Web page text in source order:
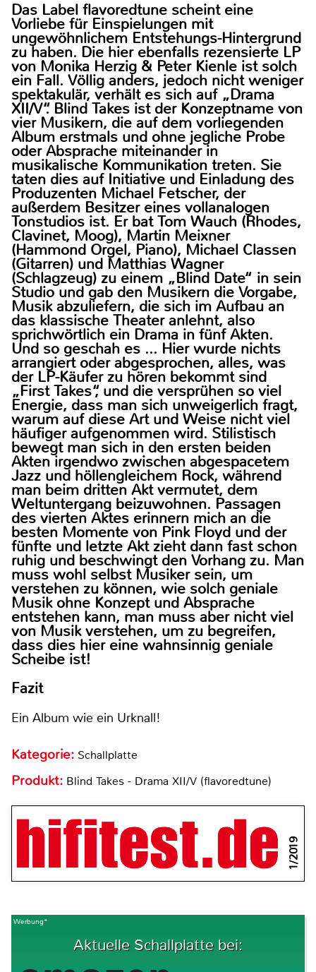
Das Label flavoredtune scheint eine
Vorliebe für Einspielungen mit
ungewöhnlichem Entstehungs-Hintergrund
zu haben. Die hier ebenfalls rezensierte LP
von Monika Herzig & Peter Kienle ist solch
ein Fall. Völlig anders, jedoch nicht weniger
spektakulär, verhält es sich auf „Drama
XII/V“. Blind Takes ist der Konzeptname von
vier Musikern, die auf dem vorliegenden
Album erstmals und ohne jegliche Probe
oder Absprache miteinander in
musikalische Kommunikation treten. Sie
taten dies auf Initiative und Einladung des
Produzenten Michael Fetscher, der
außerdem Besitzer eines vollanalogen
Tonstudios ist. Er bat Tom Wauch (Rhodes,
Clavinet, Moog), Martin Meixner
(Hammond Orgel, Piano), Michael Classen
(Gitarren) und Matthias Wagner
(Schlagzeug) zu einem „Blind Date“ in sein
Studio und gab den Musikern die Vorgabe,
Musik abzuliefern, die sich im Aufbau an
das klassische Theater anlehnt, also
sprichwörtlich ein Drama in fünf Akten.
Und so geschah es … Hier wurde nichts
arrangiert oder abgesprochen, alles, was
der LP-Käufer zu hören bekommt sind
„First Takes“, und die versprühen so viel
Energie, dass man sich unweigerlich fragt,
warum auf diese Art und Weise nicht viel
häufiger aufgenommen wird. Stilistisch
bewegt man sich in den ersten beiden
Akten irgendwo zwischen abgespacetem
Jazz und höllengleichem Rock, während
man beim dritten Akt vermutet, dem
Weltuntergang beizuwohnen. Passagen
des vierten Aktes erinnern mich an die
besten Momente von Pink Floyd und der
fünfte und letzte Akt zieht dann fast schon
ruhig und beschwingt den Vorhang zu. Man
muss wohl selbst Musiker sein, um
verstehen zu können, wie solch geniale
Musik ohne Konzept und Absprache
entstehen kann, man muss aber nicht viel
von Musik verstehen, um zu begreifen,
dass dies hier eine wahnsinnig geniale
Scheibe ist!
Fazit
Ein Album wie ein Urknall!
Kategorie: Schallplatte
Produkt: Blind Takes - Drama XII/V (flavoredtune)
1/2019
Werbung*
Aktuelle Schallplatte bei: